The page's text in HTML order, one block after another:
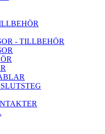
- TILLBEHÖR